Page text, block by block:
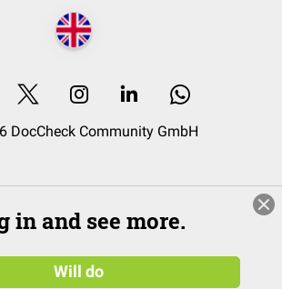
DocCheck Community GmbH
in and see more.
Will do